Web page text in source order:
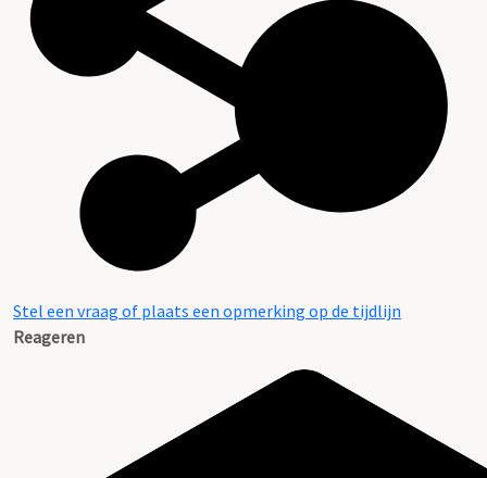
Stel een vraag of plaats een opmerking op de tijdlijn
Reageren